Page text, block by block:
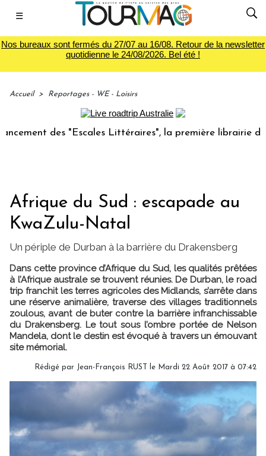
☰
Nos bureaux sont fermés du 27/07 au 16/08. Retour de la newsletter
quotidienne le 24/08/2026. Bel été !
Accueil > Reportages - WE - Loisirs
des "Escales Littéraires", la première librairie du
Afrique du Sud : escapade au
KwaZulu-Natal
Un périple de Durban à la barrière du Drakensberg
Dans cette province d’Afrique du Sud, les qualités prêtées
à l’Afrique australe se trouvent réunies. De Durban, le road
trip franchit les terres agricoles des Midlands, s’arrête dans
une réserve animalière, traverse des villages traditionnels
zoulous, avant de buter contre la barrière infranchissable
du Drakensberg. Le tout sous l’ombre portée de Nelson
Mandela, dont le destin est évoqué à travers un émouvant
site mémorial.
Rédigé par Jean-François RUST le Mardi 22 Août 2017 à 07:42